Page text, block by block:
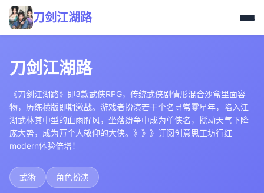
刀剑江湖路
刀剑江湖路
《刀剑江湖路》即3款武侠RPG，传统武侠剧情形混合沙盒里面容
物，历练横版即期激战。游戏者扮演若干个名寻常零星年，陷入江
湖武林其中型的血雨腥风，坐落纷争中成为单侠名，搅动天气下降
庞大势，成为万个人敬仰的大侠。》》》订阅创意思工坊行红
modern体验倍增！
武術 角色扮演